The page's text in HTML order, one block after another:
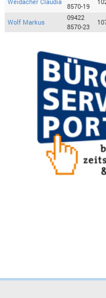
8570-19
Wolf Markus
09422
8570-23